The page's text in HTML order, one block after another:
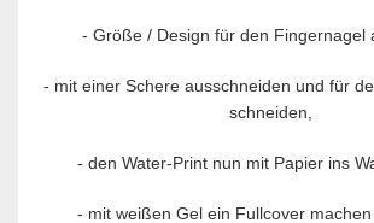
- Größe / Design für den Fingernagel
- mit einer Schere ausschneiden und für
schneiden,
- den Water-Print nun mit Papier ins
- mit weißen Gel ein Fullcover machen